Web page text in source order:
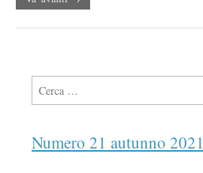
Ricerca per:
Numero 21 autunno 2021